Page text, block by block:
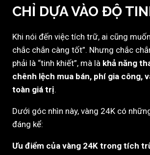
CHỈ DỰA VÀO ĐỘ
Khi nói đến việc tích trữ, ai cũng
chắc chắn càng tốt”. Nhưng chắc
phải là “tinh khiết”, mà là khả năng
chênh lệch mua bán, phí gia công,
toàn giá trị.
Dưới góc nhìn này, vàng 24K có
đáng kể:
Ưu điểm của vàng 24K trong tích